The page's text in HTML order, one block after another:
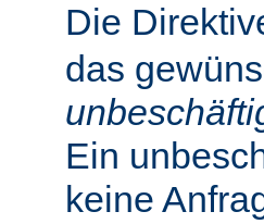
Die
das
Ein
keine